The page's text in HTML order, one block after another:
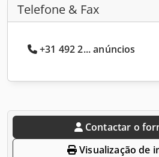
Telefone & Fax
+31 492 2... anúncios
Contactar o
Visualização de